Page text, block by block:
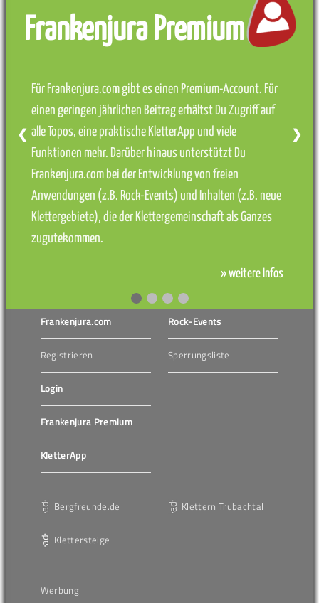
Frankenjura Premium
Für Frankenjura.com gibt es einen Premium-Account. Für
einen geringen jährlichen Beitrag erhältst Du Zugriff auf
alle Topos, eine praktische KletterApp und viele
Funktionen mehr. Darüber hinaus unterstützt Du
Frankenjura.com bei der Entwicklung von freien
Anwendungen (z.B. Rock-Events) und Inhalten (z.B. neue
Klettergebiete), die der Klettergemeinschaft als Ganzes
zugutekommen.
» weitere Infos
❮ ❯
Frankenjura.com
Registrieren
Login
Frankenjura Premium
KletterApp
Rock-Events
Sperrungsliste
Bergfreunde.de
Klettersteige
Klettern Trubachtal
Werbung